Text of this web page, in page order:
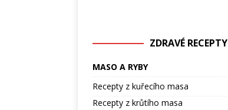
ZDRAVÉ RECEPTY
MASO A RYBY
Recepty z kuřecího masa
Recepty z krůtího masa